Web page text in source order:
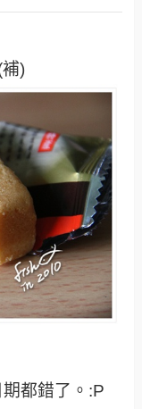
)
都錯了。:P